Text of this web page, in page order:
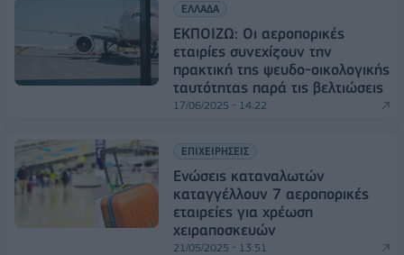
ΕΛΛΑΔΑ
ΕΚΠΟΙΖΩ: Οι αεροπορικές
εταιρίες συνεχίζουν την
πρακτική της ψευδο-οικολογικής
ταυτότητας παρά τις βελτιώσεις
17/06/2025 - 14:22
ΕΠΙΧΕΙΡΗΣΕΙΣ
Ενώσεις καταναλωτών
καταγγέλλουν 7 αεροπορικές
εταιρείες για χρέωση
χειραποσκευών
21/05/2025 - 13:51